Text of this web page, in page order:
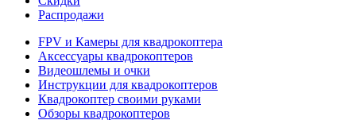
Распродажи
FPV и Камеры для квадрокоптера
Аксессуары квадрокоптеров
Видеошлемы и очки
Инструкции для квадрокоптеров
Квадрокоптер своими руками
Обзоры квадрокоптеров